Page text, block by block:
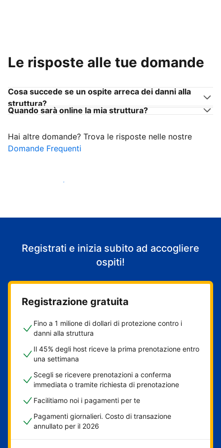
Le risposte alle tue domande
Cosa succede se un ospite arreca dei danni alla
struttura?
Quando sarà online la mia struttura?
Hai altre domande? Trova le risposte nelle nostre
Domande Frequenti
Inizia ad accogliere ospiti
Registrati e inizia subito ad accogliere
ospiti!
Registrazione gratuita
Fino a 1 milione di dollari di protezione contro i
danni alla struttura
Il 45% degli host riceve la prima prenotazione entro
una settimana
Scegli se ricevere prenotazioni a conferma
immediata o tramite richiesta di prenotazione
Facilitiamo noi i pagamenti per te
Pagamenti giornalieri. Costo di transazione
annullato per il 2026